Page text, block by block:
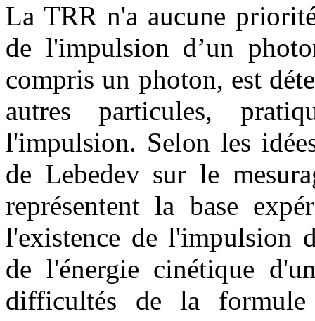
La TRR n'a aucune
de l'impulsion d’un
compris un photon, est
autres particules,
l'impulsion. Selon les
de Lebedev sur le
représentent la base
l'existence de l'impulsion
de l'énergie cinétique
difficultés de la